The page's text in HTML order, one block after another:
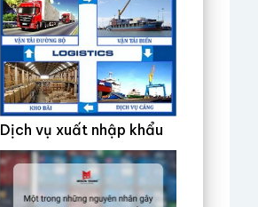
Dịch vụ xuất nhập khẩu